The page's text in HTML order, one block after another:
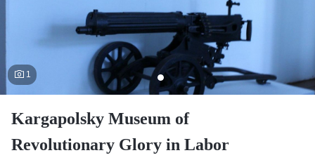
 1
Kargapolsky Museum of
Revolutionary Glory in Labor